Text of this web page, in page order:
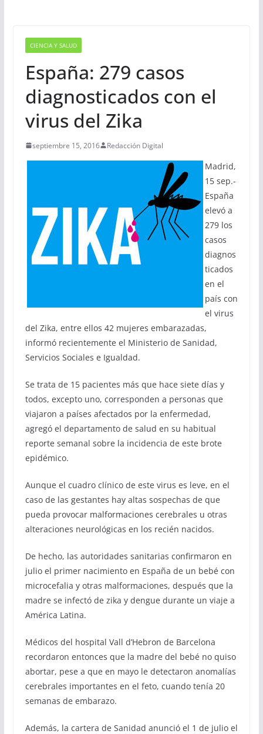
CIENCIA Y SALUD
España: 279 casos
diagnosticados con el
virus del Zika
septiembre 15, 2016 Redacción Digital
Madrid,
15 sep.-
España
elevó a
279 los
casos
diagnos
ticados
en el
país con
el virus
del Zika, entre ellos 42 mujeres embarazadas,
informó recientemente el Ministerio de Sanidad,
Servicios Sociales e Igualdad.
Se trata de 15 pacientes más que hace siete días y
todos, excepto uno, corresponden a personas que
viajaron a países afectados por la enfermedad,
agregó el departamento de salud en su habitual
reporte semanal sobre la incidencia de este brote
epidémico.
Aunque el cuadro clínico de este virus es leve, en el
caso de las gestantes hay altas sospechas de que
pueda provocar malformaciones cerebrales u otras
alteraciones neurológicas en los recién nacidos.
De hecho, las autoridades sanitarias confirmaron en
julio el primer nacimiento en España de un bebé con
microcefalia y otras malformaciones, después que la
madre se infectó de zika y dengue durante un viaje a
América Latina.
Médicos del hospital Vall d’Hebron de Barcelona
recordaron entonces que la madre del bebé no quiso
abortar, pese a que en mayo le detectaron anomalías
cerebrales importantes en el feto, cuando tenía 20
semanas de embarazo.
Además, la cartera de Sanidad anunció el 1 de julio el